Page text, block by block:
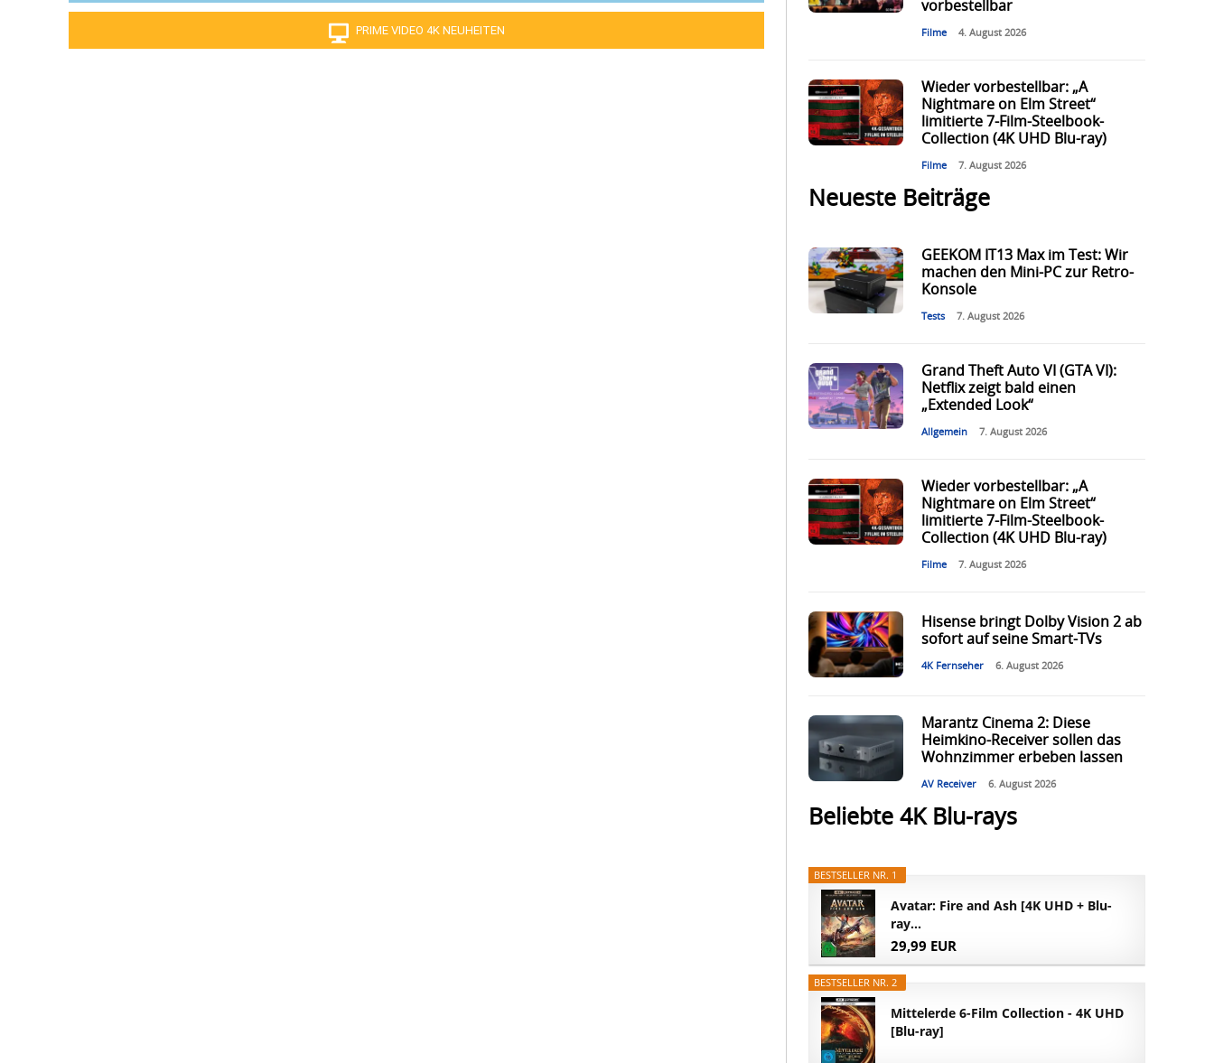
PRIME VIDEO 4K NEUHEITEN
vorbestellbar
Filme 4. August 2026
Wieder vorbestellbar: „A
Nightmare on Elm Street“
limitierte 7-Film-Steelbook-
Collection (4K UHD Blu-ray)
Filme 7. August 2026
Neueste Beiträge
GEEKOM IT13 Max im Test: Wir
machen den Mini-PC zur Retro-
Konsole
Tests 7. August 2026
Grand Theft Auto VI (GTA VI):
Netflix zeigt bald einen
„Extended Look“
Allgemein 7. August 2026
Wieder vorbestellbar: „A
Nightmare on Elm Street“
limitierte 7-Film-Steelbook-
Collection (4K UHD Blu-ray)
Filme 7. August 2026
Hisense bringt Dolby Vision 2 ab
sofort auf seine Smart-TVs
4K Fernseher 6. August 2026
Marantz Cinema 2: Diese
Heimkino-Receiver sollen das
Wohnzimmer erbeben lassen
AV Receiver 6. August 2026
Beliebte 4K Blu-rays
BESTSELLER NR. 1
Avatar: Fire and Ash [4K UHD + Blu-
ray...
29,99 EUR
BESTSELLER NR. 2
Mittelerde 6-Film Collection - 4K UHD
[Blu-ray]